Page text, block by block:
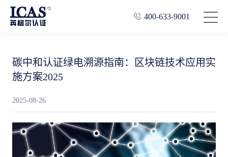
400-633-9001
碳中和认证绿电溯源指南：区块链技术应用实
施方案2025
2025-08-26